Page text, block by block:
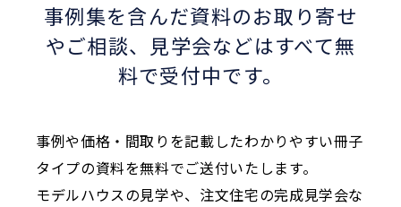
事例集を含んだ資料のお取り寄せ
やご相談、 見学会などはすべて無
料で受付中です。
事例や価格・間取りを記載したわかりやすい冊子
タイプの資料を無料でご送付いたします。
モデルハウスの見学や、注文住宅の完成見学会な